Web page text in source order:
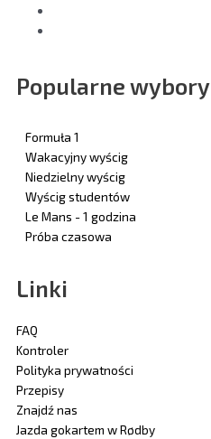
Popularne wybory
Formuła 1
Wakacyjny wyścig
Niedzielny wyścig
Wyścig studentów
Le Mans - 1 godzina
Próba czasowa
Linki
FAQ
Kontroler
Polityka prywatności
Przepisy
Znajdź nas
Jazda gokartem w Rødby